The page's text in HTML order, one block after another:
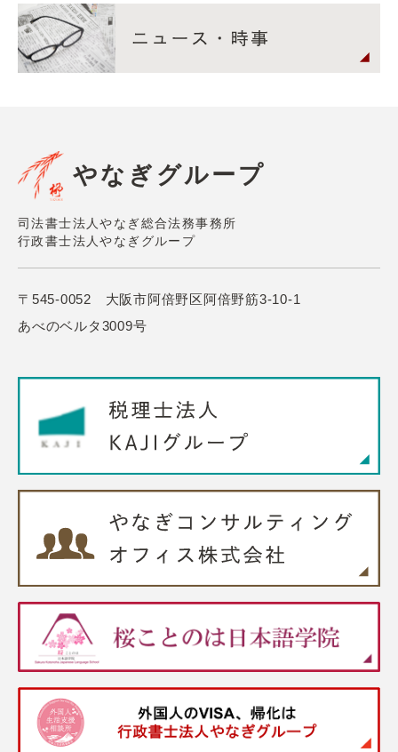
やなぎグループ
司法書士法人やなぎ総合法務事務所
行政書士法人やなぎグループ
〒545-0052 大阪市阿倍野区阿倍野筋3-10-1
あべのベルタ3009号